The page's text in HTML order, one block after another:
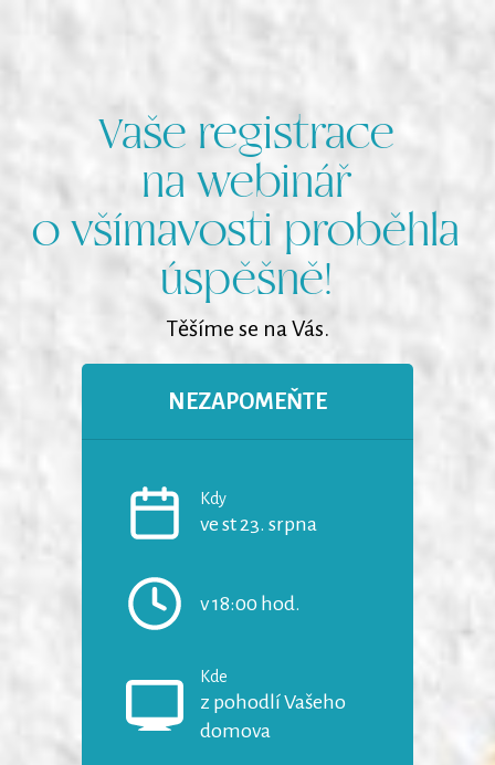
Vaše registrace
na webinář
o všímavosti proběhla
úspěšně!
Těšíme se na Vás.
NEZAPOMEŇTE
Kdy
ve st 23. srpna
v 18:00 hod.
Kde
z pohodlí Vašeho
domova